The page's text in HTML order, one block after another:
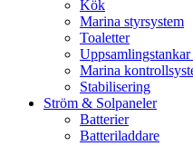
Kök
Marina styrsystem
Toaletter
Marina
Stabilisering
Ström & Solpaneler
Batterier
Batteriladdare